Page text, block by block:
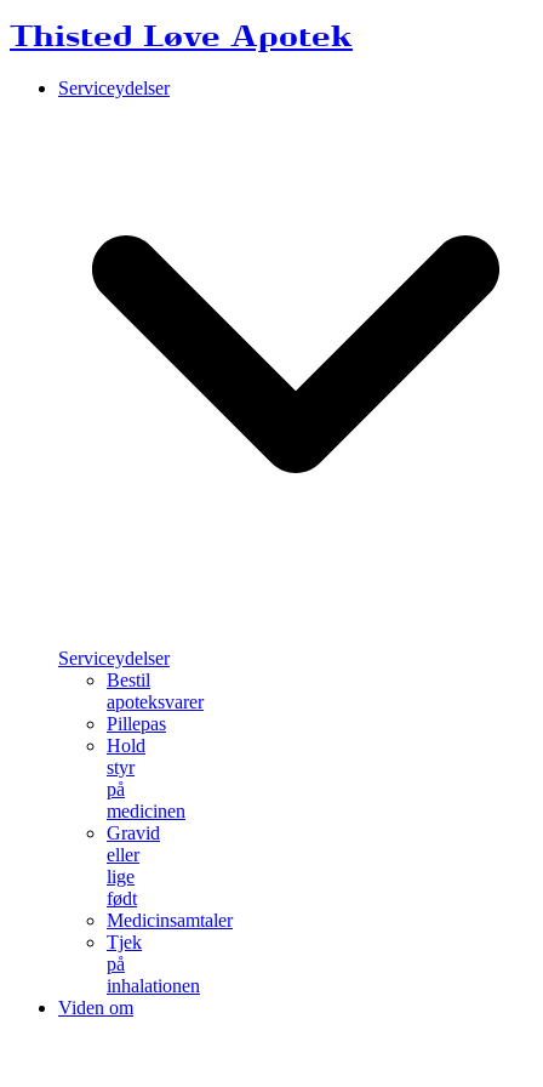
Thisted Løve Apotek
Serviceydelser
Serviceydelser
Bestil
apoteksvarer
Pillepas
Hold
styr
på
medicinen
Gravid
eller
lige
født
Medicinsamtaler
Tjek
på
inhalationen
Viden om